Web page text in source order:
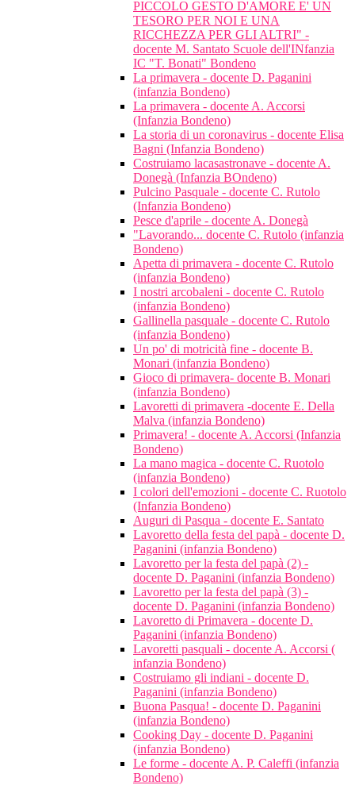
PICCOLO GESTO D'AMORE E' UN
TESORO PER NOI E UNA
RICCHEZZA PER GLI ALTRI" -
docente M. Santato Scuole dell'INfanzia
IC "T. Bonati" Bondeno
La primavera - docente D. Paganini
(infanzia Bondeno)
La primavera - docente A. Accorsi
(Infanzia Bondeno)
La storia di un coronavirus - docente Elisa
Bagni (Infanzia Bondeno)
Costruiamo lacasastronave - docente A.
Donegà (Infanzia BOndeno)
Pulcino Pasquale - docente C. Rutolo
(Infanzia Bondeno)
Pesce d'aprile - docente A. Donegà
"Lavorando... docente C. Rutolo (infanzia
Bondeno)
Apetta di primavera - docente C. Rutolo
(infanzia Bondeno)
I nostri arcobaleni - docente C. Rutolo
(infanzia Bondeno)
Gallinella pasquale - docente C. Rutolo
(infanzia Bondeno)
Un po' di motricità fine - docente B.
Monari (infanzia Bondeno)
Gioco di primavera- docente B. Monari
(infanzia Bondeno)
Lavoretti di primavera -docente E. Della
Malva (infanzia Bondeno)
Primavera! - docente A. Accorsi (Infanzia
Bondeno)
La mano magica - docente C. Ruotolo
(infanzia Bondeno)
I colori dell'emozioni - docente C. Ruotolo
(Infanzia Bondeno)
Auguri di Pasqua - docente E. Santato
Lavoretto della festa del papà - docente D.
Paganini (infanzia Bondeno)
Lavoretto per la festa del papà (2) -
docente D. Paganini (infanzia Bondeno)
Lavoretto per la festa del papà (3) -
docente D. Paganini (infanzia Bondeno)
Lavoretto di Primavera - docente D.
Paganini (infanzia Bondeno)
Lavoretti pasquali - docente A. Accorsi (
infanzia Bondeno)
Costruiamo gli indiani - docente D.
Paganini (infanzia Bondeno)
Buona Pasqua! - docente D. Paganini
(infanzia Bondeno)
Cooking Day - docente D. Paganini
(infanzia Bondeno)
Le forme - docente A. P. Caleffi (infanzia
Bondeno)